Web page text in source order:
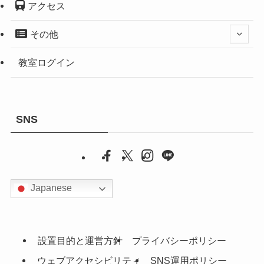
アクセス
その他
教室ログイン
SNS
Japanese
設置目的と運営方針
プライバシーポリシー
ウェブアクセシビリティ
SNS運用ポリシー